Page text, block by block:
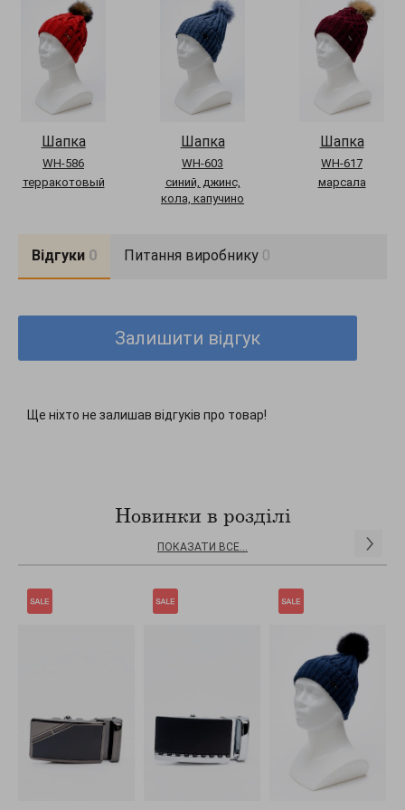
Шапка
WH-586
терракотовый
Шапка
WH-603
синий, джинс,
кола, капучино
Шапка
WH-617
марсала
Відгуки 0 Питання виробнику 0
Залишити відгук
Ще ніхто не залишав відгуків про товар!
Новинки в розділі
ПОКАЗАТИ ВСЕ...